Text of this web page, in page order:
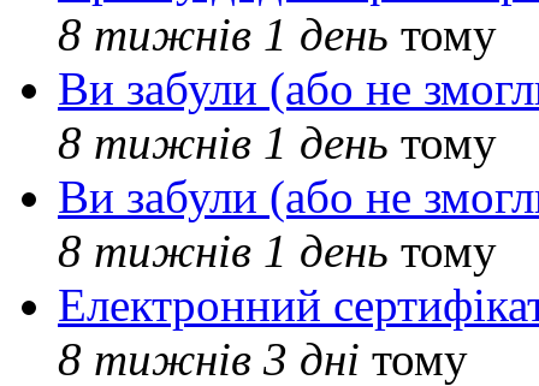
8 тижнів 1 день тому
Ви забули (або не
8 тижнів 1 день тому
Ви забули (або не
8 тижнів 1 день тому
Електронний
8 тижнів 3 дні тому